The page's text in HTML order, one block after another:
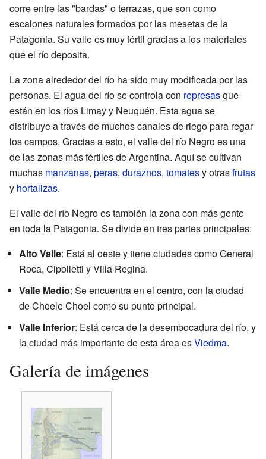
corre entre las "bardas" o terrazas, que son como
escalones naturales formados por las mesetas de la
Patagonia. Su valle es muy fértil gracias a los materiales
que el río deposita.
La zona alrededor del río ha sido muy modificada por las
personas. El agua del río se controla con represasque
están en los ríos Limay y Neuquén. Esta agua se
distribuye a través de muchos canales de riego para regar
los campos. Gracias a esto, el valle del río Negro es una
de las zonas más fértiles de Argentina. Aquí se cultivan
muchas manzanas, peras, duraznos, tomatesy otrasfrutas
y hortalizas.
El valle del río Negro es también la zona con más gente
en toda la Patagonia. Se divide en tres partes principales:
Alto Valle: Está al oeste y tiene ciudades como General
Roca, Cipolletti y Villa Regina.
Valle Medio: Se encuentra en el centro, con la ciudad
de Choele Choel como su punto principal.
Valle Inferior: Está cerca de la desembocadura del río, y
la ciudad más importante de esta área esViedma.
Galería de imágenes